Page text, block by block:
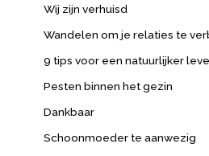
Wij zijn verhuisd
Wandelen om je relaties te
9 tips voor een natuurlijker
Pesten binnen het gezin
Dankbaar
Schoonmoeder te aanwezig